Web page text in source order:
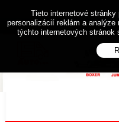
Tieto internetové
personalizácií reklám a
týchto internetových stránok